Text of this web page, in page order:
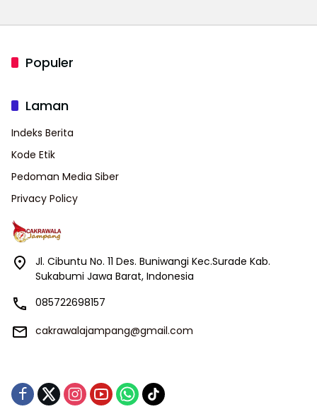
Populer
Laman
Indeks Berita
Kode Etik
Pedoman Media Siber
Privacy Policy
Jl. Cibuntu No. 11 Des. Buniwangi Kec.Surade Kab.
Sukabumi Jawa Barat, Indonesia
085722698157
cakrawalajampang@gmail.com